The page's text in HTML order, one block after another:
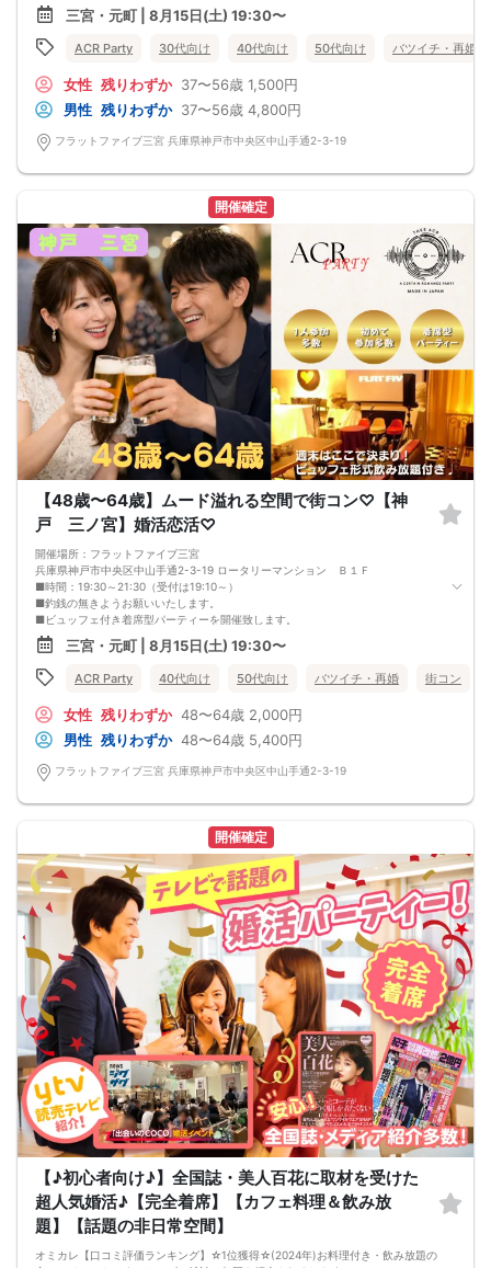
写真はイメージとなります。
☆店員さんがご丁寧に一杯ずつ手作り致します！
□ビール
□チューハイ
□ハイボール
□グラスワイン
□焼酎
お気に入りの普段着でご参加ください。
【 参加定員数 】
20名様
🔳最小開催人数：2対2
🔳中止判断タイミング：開催1時間前
🔳飲食あり
■男性の皆様には20分～25分毎にお席の移動のご協力を頂いております。
■お食事ビュッフェ付きアルコールを含むドリンクは1.5時間飲み放題♪
■本人確認の取れる運転免許証、マイナンバーカードは必ず持参ください。
■参加予定人数：最大50名まで募集
■中止判断のタイミング：8月15日17時半迄
◆──────────────────────◆
【禁止事項】
・他の参加者様に迷惑をかける行為
・全ての勧誘行為
(上記行為が発覚しましたら退場していただき今後のご参加をお断りさせていただ
きます)
・イベント後の参加者同士のトラブルは当事者同士で解決をお願いします。
◆──────────────────────◆
三宮・元町 | 8月15日(土) 19:30〜
ACR Party 30代向け 40代向け 50代向け バツイチ・再婚
女性 残りわずか 37〜56歳 1,500円
男性 残りわずか 37〜56歳 4,800円
フラットファイブ三宮 兵庫県神戸市中央区中山手通2-3-19
開催確定
【48歳〜64歳】ムード溢れる空間で街コン♡【神
戸 三ノ宮】婚活恋活♡
開催場所：フラットファイブ三宮
兵庫県神戸市中央区中山手通2-3-19 ロータリーマンション Ｂ１Ｆ
■時間：19:30～21:30（受付は19:10～）
■釣銭の無きようお願いいたします。
■ビュッフェ付き着席型パーティーを開催致します。
■男性の皆様には20分～25分毎にお席の移動のご協力を頂いております。
■お食事ビュッフェ付きアルコールを含むドリンクは1.5時間飲み放題♪
■本人確認の取れる運転免許証、マイナンバーカードは必ず持参ください。
■参加予定人数：最大50名まで募集
■中止判断のタイミング：8月15日17時半迄
◆──────────────────────◆
【禁止事項】
・他の参加者様に迷惑をかける行為
・全ての勧誘行為
(上記行為が発覚しましたら退場していただき今後のご参加をお断りさせていただ
きます)
・イベント後の参加者同士のトラブルは当事者同士で解決をお願いします。
◆──────────────────────◆
三宮・元町 | 8月15日(土) 19:30〜
ACR Party 40代向け 50代向け バツイチ・再婚 街コン
女性 残りわずか 48〜64歳 2,000円
男性 残りわずか 48〜64歳 5,400円
フラットファイブ三宮 兵庫県神戸市中央区中山手通2-3-19
開催確定
【♪初心者向け♪】全国誌・美人百花に取材を受けた
超人気婚活♪【完全着席】【カフェ料理＆飲み放
題】【話題の非日常空間】
オミカレ【口コミ評価ランキング】☆1位獲得☆(2024年)お料理付き・飲み放題の